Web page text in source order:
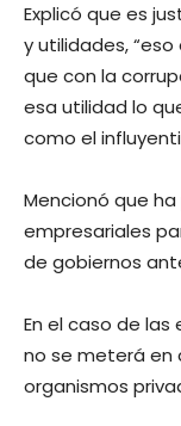
Explicó que es
y utilidades,
que con la
esa utilidad lo
como el
Mencionó que
empresariales
de gobiernos
En el caso de
no se meterá en
organismos